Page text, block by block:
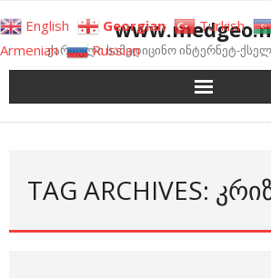
to
contentქართული სამედიცინო ინტერნეტ-
TAG ARCHIVES:
English Georgian Turkish
Armenian
Russian